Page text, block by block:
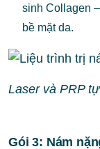
sinh Collagen
bề mặt da.
Laser và PRP
Gói 3: Nám